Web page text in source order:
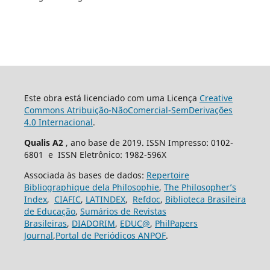
Este obra está licenciado com uma Licença Creative
Commons Atribuição-NãoComercial-SemDerivações
4.0 Internacional.
Qualis A2 , ano base de 2019. ISSN Impresso: 0102-
6801 e ISSN Eletrônico: 1982-596X
Associada às bases de dados: Repertoire
Bibliographique dela Philosophie, The Philosopher’s
Index, CIAFIC, LATINDEX, Refdoc, Biblioteca Brasileira
de Educação, Sumários de Revistas
Brasileiras, DIADORIM, EDUC@, PhilPapers
Journal,Portal de Periódicos ANPOF.